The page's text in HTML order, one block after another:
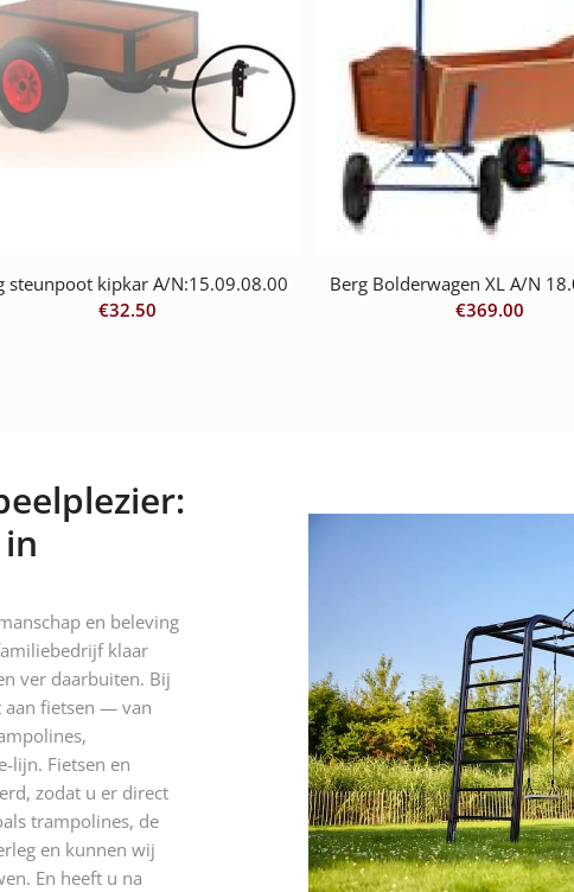
steunpoot kipkar A/N:15.09.08.00
€32.50
Berg Bolderwagen XL A/N
€369.00
en beleving
klaar
ver daarbuiten. Bij
aan fietsen — van
lijn. Fietsen en
zodat u er direct
trampolines, de
en kunnen wij
En heeft u na